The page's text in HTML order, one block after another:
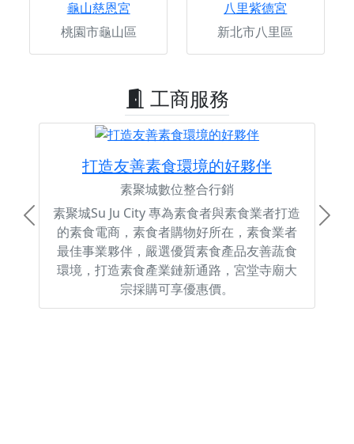
龜山慈恩宮
桃園市龜山區
八里紫德宮
新北市八里區
工商服務
打造友善素食環境的好夥伴
素聚城數位整合行銷
素聚城Su Ju City 專為素食者與素食業者打造
的素食電商，素食者購物好所在，素食業者
最佳事業夥伴，嚴選優質素食產品友善蔬食
環境，打造素食產業鏈新通路，宮堂寺廟大
宗採購可享優惠價。
Previous Next